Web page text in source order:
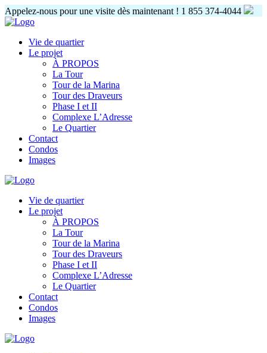
Appelez-nous pour une visite dès maintenant ! 1 855 374-4044
Vie de quartier
Le projet
À PROPOS
La Tour
Tour de la Marina
Tour des Draveurs
Phase I et II
Complexe L’Adresse
Le Quartier
Contact
Condos
Images
Vie de quartier
Le projet
À PROPOS
La Tour
Tour de la Marina
Tour des Draveurs
Phase I et II
Complexe L’Adresse
Le Quartier
Contact
Condos
Images